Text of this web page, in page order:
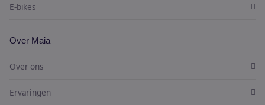
E-bikes
Over Maia
Over ons
Ervaringen